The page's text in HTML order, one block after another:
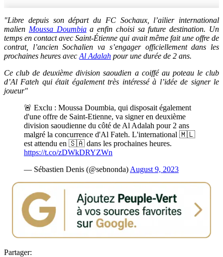
"Libre depuis son départ du FC Sochaux, l’ailier international
malien Moussa Doumbiaa enfin choisi sa future destination. Un
temps en contact avec Saint-Étienne qui avait même fait une offre de
contrat, l’ancien Sochalien va s’engager officiellement dans les
prochaines heures avec Al Adalah pour une durée de 2 ans.
Ce club de deuxième division saoudien a coiffé au poteau le club
d’Al Fateh qui était également très intéressé à l’idée de signer le
joueur"
🚨 Exclu : Moussa Doumbia, qui disposait également
d'une offre de Saint-Etienne, va signer en deuxième
division saoudienne du côté de Al Adalah pour 2 ans
malgré la concurrence d'Al Fateh. L'international 🇲🇱
est attendu en 🇸🇦 dans les prochaines heures.
https://t.co/zDWkDRYZWn
— Sébastien Denis (@sebnonda) August 9, 2023
Partager: